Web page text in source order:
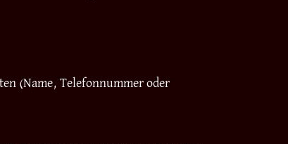
(Name, Telefonnummer oder